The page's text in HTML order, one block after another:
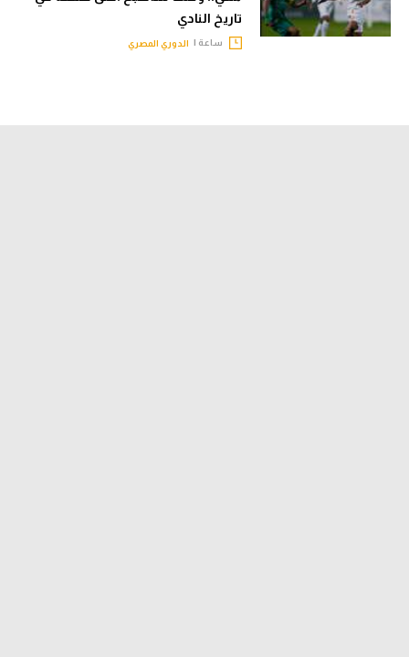
تاريخ النادي
ساعة | الدوري المصري